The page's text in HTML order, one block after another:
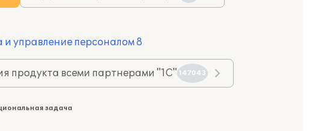
и управление персоналом 8
продукта всеми партнерами "1С" 147043
задача